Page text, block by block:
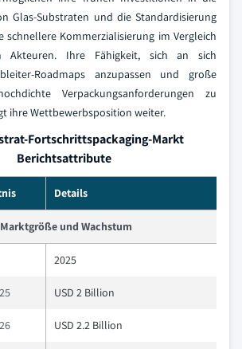
Glas-Substraten und die Standardisierung
schnellere Kommerzialisierung im Vergleich
Akteuren. Ihre Fähigkeit, sich an sich
Roadmaps anzupassen und große
Verpackungsanforderungen zu
ihre Wettbewerbsposition weiter.
Fortschrittspackaging-Markt
Berichtsattribute
Details
Marktgröße und Wachstum
2025
USD 2 Billion
USD 2.2 Billion